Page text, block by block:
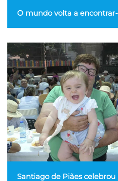
O mundo volta a
Santiago de Piães celebrou